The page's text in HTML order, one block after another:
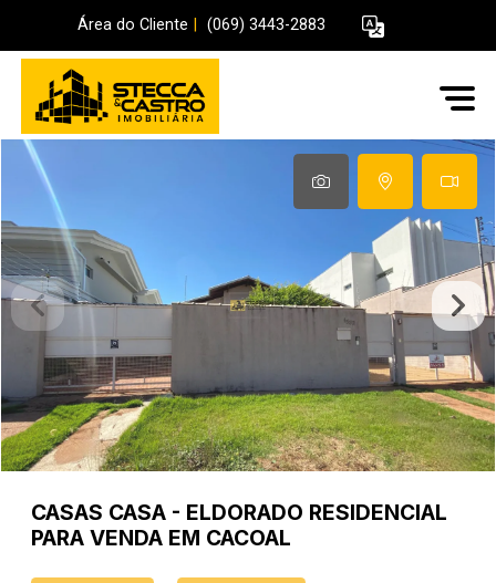
Área do Cliente (069) 3443-2883
CASAS CASA - ELDORADO RESIDENCIAL
PARA VENDA EM CACOAL